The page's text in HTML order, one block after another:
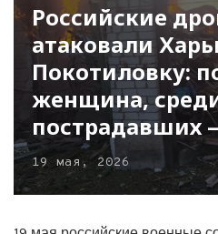
Российские
атаковали
Покотиловку:
женщина,
пострадавших
19 мая, 2026